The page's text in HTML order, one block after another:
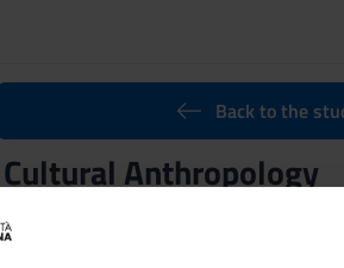
Back to the
Cultural Anthropology
Teaching code
4S00742